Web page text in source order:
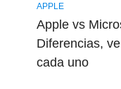
APPLE
Apple vs
Diferencias,
cada uno